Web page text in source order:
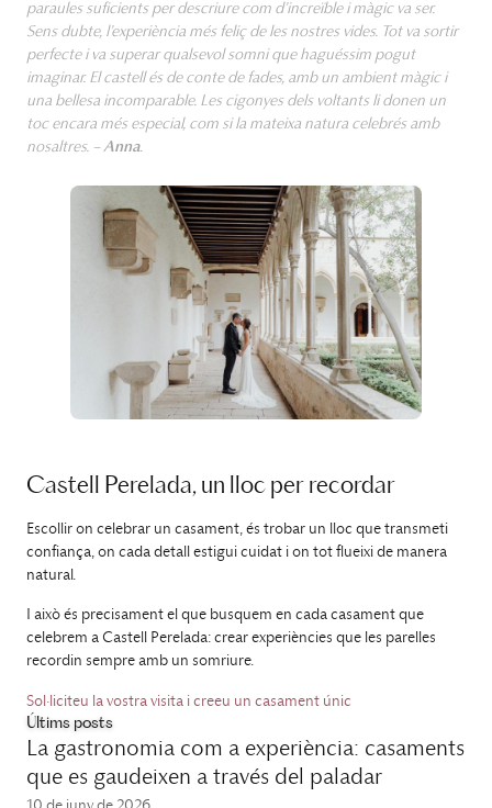
paraules suficients per descriure com d’increïble i màgic va ser.
Sens dubte, l’experiència més feliç de les nostres vides. Tot va sortir
perfecte i va superar qualsevol somni que haguéssim pogut
imaginar. El castell és de conte de fades, amb un ambient màgic i
una bellesa incomparable. Les cigonyes dels voltants li donen un
toc encara més especial, com si la mateixa natura celebrés amb
nosaltres. –Anna.
Castell Perelada, un lloc per recordar
Escollir on celebrar un casament, és trobar un lloc que transmeti
confiança, on cada detall estigui cuidat i on tot flueixi de manera
natural.
I això és precisament el que busquem en cada casament que
celebrem a Castell Perelada: crear experiències que les parelles
recordin sempre amb un somriure.
Sol·liciteu la vostra visita i creeu un casament únic
Últims posts
La gastronomia com a experiència: casaments
que es gaudeixen a través del paladar